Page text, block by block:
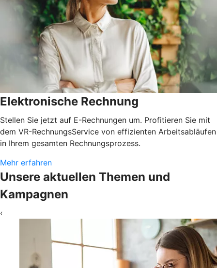
Elektronische Rechnung
Stellen Sie jetzt auf E-Rechnungen um. Profitieren Sie mit
dem VR-RechnungsService von effizienten Arbeitsabläufen
in Ihrem gesamten Rechnungsprozess.
Mehr erfahren
Unsere aktuellen Themen und
Kampagnen
‹